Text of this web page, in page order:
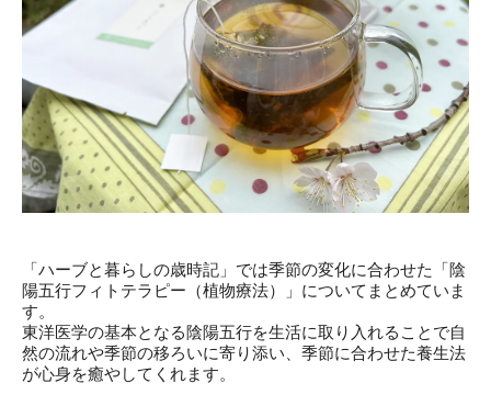
「ハーブと暮らしの歳時記」では季節の変化に合わせた「陰
陽五行フィトテラピー（植物療法）」についてまとめていま
す。
東洋医学の基本となる陰陽五行を生活に取り入れることで自
然の流れや季節の移ろいに寄り添い、季節に合わせた養生法
が心身を癒やしてくれます。